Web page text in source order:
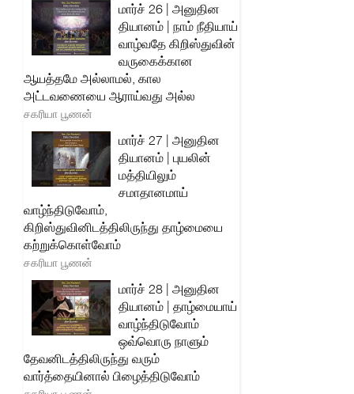
மார்ச் 26 | அனுதின
தியானம் | நாம் நீதியாய்
வாழ்வதே கிறிஸ்துவின்
வருகைக்கான
ஆயத்தமே அல்லாமல், கால
அட்டவணையை ஆராய்வது அல்ல
சகரியா பூணன்
மார்ச் 27 | அனுதின
தியானம் | புயலின்
மத்தியிலும்
சமாதானமாய்
வாழ்ந்திடுவோம்,
கிறிஸ்துவினிடத்திலிருந்து தாழ்மையை
கற்றுக்கொள்வோம்
சகரியா பூணன்
மார்ச் 28 | அனுதின
தியானம் | தாழ்மையாய்
வாழ்ந்திடுவோம்
ஒவ்வொரு நாளும்
தேவனிடத்திலிருந்து வரும்
வார்த்தையினால் பிழைத்திடுவோம்